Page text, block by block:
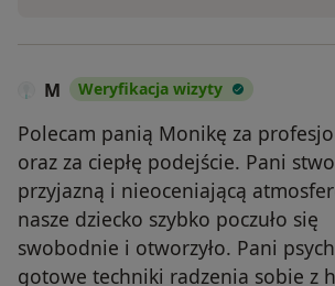
M Weryfikacja wizyty
Polecam panią Monikę za
oraz za ciepłę podejście. Pani
przyjazną i nieoceniającą
nasze dziecko szybko poczuło się
swobodnie i otworzyło. Pani
gotowe techniki radzenia sobie z